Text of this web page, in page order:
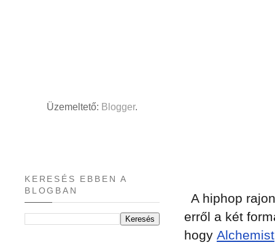
A hiphop
erről a két
hogy Alchemist
Üzemeltető: Blogger.
KERESÉS EBBEN A
BLOGBAN